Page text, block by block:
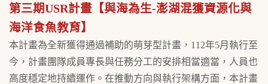
第三期USR計畫【與海為生-澎湖混獲資源化與
海洋食魚教育】
本計畫為全新獲得通過補助的萌芽型計畫，112年5月執行至
今，計畫團隊成員專長與任務分工的安排相當適當，人員也
高度穩定地持續運作。在推動方向與執行架構方面，本計畫